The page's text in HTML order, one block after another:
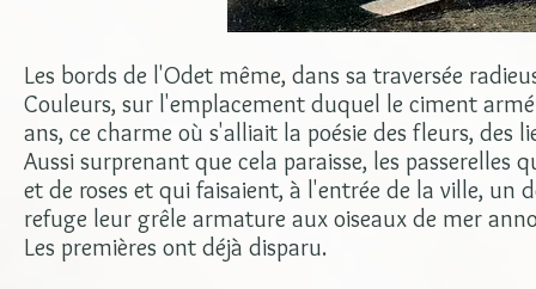
Les bords de l'Odet même, dans sa traversée
Couleurs, sur l'emplacement duquel le ciment
ans, ce charme où s'alliait la poésie des fleurs, des
Aussi surprenant que cela paraisse, les
et de roses et qui faisaient, à l'entrée de la ville, un
refuge leur grêle armature aux oiseaux de mer
Les premières ont déjà disparu.